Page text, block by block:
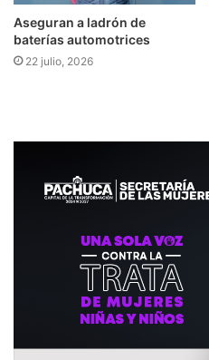
Aseguran a ladrón de
baterías automotrices
22 julio, 2026